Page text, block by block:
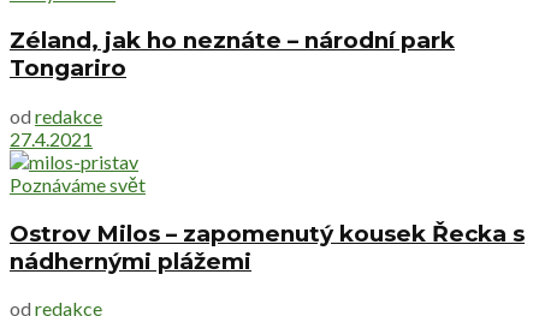
Zéland, jak ho neznáte – národní park
Tongariro
od redakce
27.4.2021
Poznáváme svět
Ostrov Milos – zapomenutý kousek Řecka s
nádhernými plážemi
od redakce